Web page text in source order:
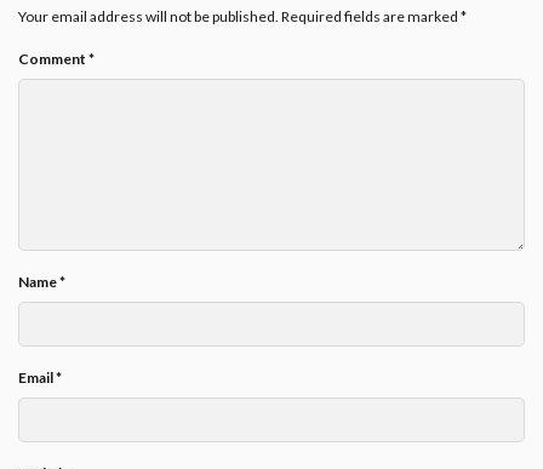
Your email address will not be published. Required fields are marked *
Comment *
Name*
Email*